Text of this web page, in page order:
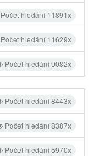
Počet hledání 11891x
Počet hledání 11629x
Počet hledání 9082x
Počet hledání 8443x
Počet hledání 8387x
Počet hledání 5970x